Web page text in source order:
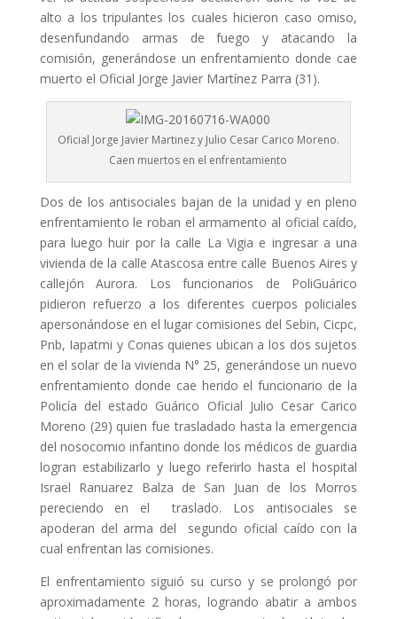
alto a los tripulantes los cuales hicieron caso omiso,
desenfundando armas de fuego y atacando la
comisión, generándose un enfrentamiento donde cae
muerto el Oficial Jorge Javier Martínez Parra (31).
Oficial Jorge Javier Martinez y Julio Cesar Carico Moreno.
Caen muertos en el enfrentamiento
Dos de los antisociales bajan de la unidad y en pleno
enfrentamiento le roban el armamento al oficial caído,
para luego huir por la calle La Vigia e ingresar a una
vivienda de la calle Atascosa entre calle Buenos Aires y
callejón Aurora. Los funcionarios de PoliGuárico
pidieron refuerzo a los diferentes cuerpos policiales
apersonándose en el lugar comisiones del Sebin, Cicpc,
Pnb, Iapatmi y Conas quienes ubican a los dos sujetos
en el solar de la vivienda N° 25, generándose un nuevo
enfrentamiento donde cae herido el funcionario de la
Policía del estado Guárico Oficial Julio Cesar Carico
Moreno (29) quien fue trasladado hasta la emergencia
del nosocomio infantino donde los médicos de guardia
logran estabilizarlo y luego referirlo hasta el hospital
Israel Ranuarez Balza de San Juan de los Morros
pereciendo en el traslado. Los antisociales se
apoderan del arma del segundo oficial caído con la
cual enfrentan las comisiones.
El enfrentamiento siguió su curso y se prolongó por
aproximadamente 2 horas, logrando abatir a ambos